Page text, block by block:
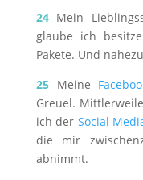
24 Mein
glaube ich
Pakete. Und
25Meine
Greuel.
ich der Social
die mir
abnimmt.